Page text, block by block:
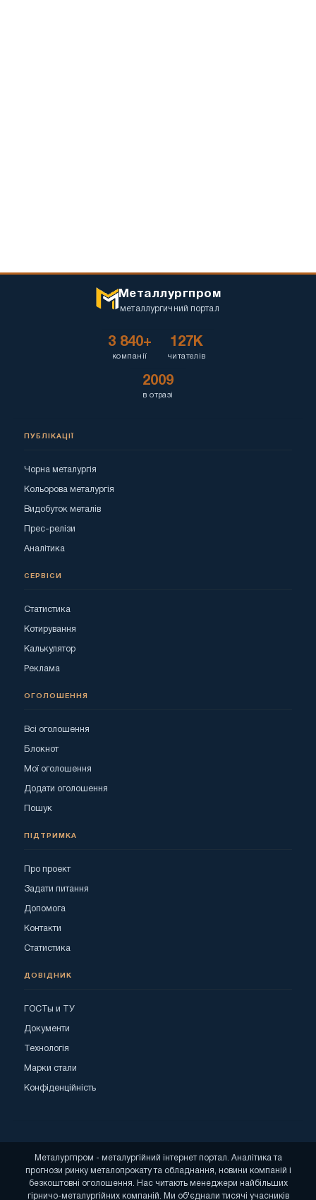
Металлургпром
металлургичний портал
3 840+
компанії
127K
читателів
2009
в отразі
ПУБЛІКАЦІЇ
Чорна металургія
Кольорова металургія
Видобуток металів
Прес-релізи
Аналітика
СЕРВІСИ
Статистика
Котирування
Калькулятор
Реклама
ОГОЛОШЕННЯ
Всі оголошення
Блокнот
Мої оголошення
Додати оголошення
Пошук
ПІДТРИМКА
Про проект
Задати питання
Допомога
Контакти
Статистика
ДОВІДНИК
ГОСТы и ТУ
Документи
Технологія
Марки стали
Конфіденційність
Металургпром - металургійний інтернет портал. Аналітика та
прогнози ринку металопрокату та обладнання, новини компаній і
безкоштовні оголошення. Нас читають менеджери найбільших
гірничо-металургійних компаній. Ми об'єднали тисячі учасників